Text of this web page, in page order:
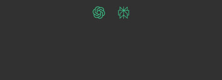
ChatGPTPerplexity